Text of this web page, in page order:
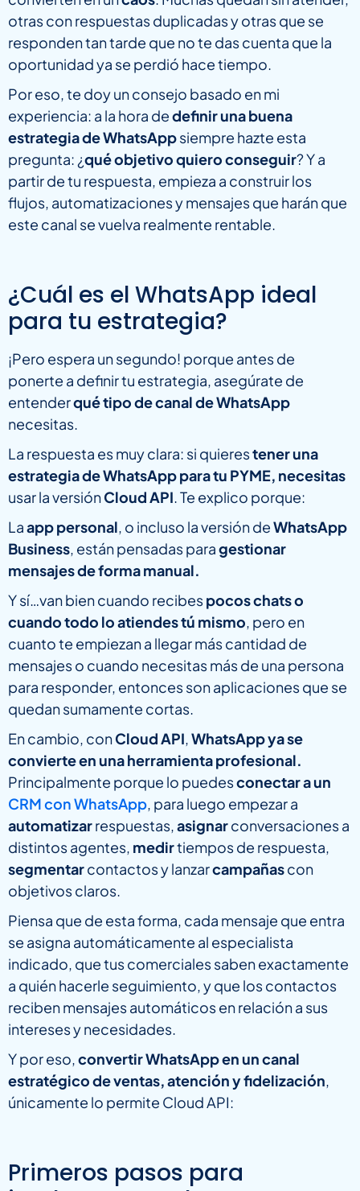
otras con respuestas duplicadas y otras que se
responden tan tarde que no te das cuenta que la
oportunidad ya se perdió hace tiempo.
Por eso, te doy un consejo basado en mi
experiencia: a la hora dedefinir una buena
estrategia de WhatsAppsiempre hazte esta
pregunta: ¿qué objetivo quiero conseguir? Y a
partir de tu respuesta, empieza a construir los
flujos, automatizaciones y mensajes que harán que
este canal se vuelva realmente rentable.
¿Cuál es el WhatsApp ideal
para tu estrategia?
¡Pero espera un segundo! porque antes de
ponerte a definir tu estrategia, asegúrate de
entenderqué tipo de canal de WhatsApp
necesitas.
La respuesta es muy clara: si quierestener una
estrategia de WhatsApp para tu PYME, necesitas
usar la versiónCloud API. Te explico porque:
Laapp personal, o incluso la versión deWhatsApp
Business, están pensadas paragestionar
mensajes de forma manual.
Y sí…van bien cuando recibespocos chats o
cuando todo lo atiendes tú mismo, pero en
cuanto te empiezan a llegar más cantidad de
mensajes o cuando necesitas más de una persona
para responder, entonces son aplicaciones que se
quedan sumamente cortas.
En cambio, conCloud API,WhatsApp ya se
convierte en una herramienta profesional.
Principalmente porque lo puedesconectar a un
CRM con WhatsApp, para luego empezar a
automatizarrespuestas,asignarconversaciones a
distintos agentes, medirtiempos de respuesta,
segmentarcontactos y lanzarcampañascon
objetivos claros.
Piensa que de esta forma, cada mensaje que entra
se asigna automáticamente al especialista
indicado, que tus comerciales saben exactamente
a quién hacerle seguimiento, y que los contactos
reciben mensajes automáticos en relación a sus
intereses y necesidades.
Y por eso,convertir WhatsApp en un canal
estratégico de ventas, atención y fidelización,
únicamente lo permite Cloud API:
Primeros pasos para